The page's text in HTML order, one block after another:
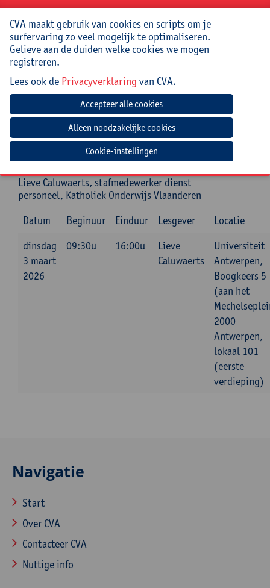
aarzel je niet om een hulplijn in te schakelen bij
vragen over personeelsregelgeving;
ben je in staat om je verantwoordelijkheid op het
vlak van personeelsbeleid op te nemen.
Begeleiding
Guy Debusschere, stafmedewerker dienst
personeel, Katholiek Onderwijs Vlaanderen
Katrien Jansen, stafmedewerker dienst
personeel, Katholiek Onderwijs Vlaanderen
Lieve Caluwaerts, stafmedewerker dienst
personeel, Katholiek Onderwijs Vlaanderen
Datum
Beginuur Einduur Lesgever
Locatie
dinsdag
3 maart
2026
09:30u 16:00u
Lieve
Caluwaerts
Universiteit
Antwerpen,
Boogkeers 5
(aan het
2000
Antwerpen,
lokaal 101
(eerste
verdieping)
Navigatie
Start
Over CVA
Contacteer CVA
Nuttige info
CVA maakt gebruik van cookies en scripts om je
surfervaring zo veel mogelijk te optimaliseren.
Gelieve aan de duiden welke cookies we mogen
registreren.
Lees ook de Privacyverklaring van CVA.
Cookie-instellingen